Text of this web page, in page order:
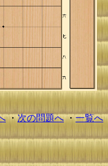
・次の問題へ・一覧へ